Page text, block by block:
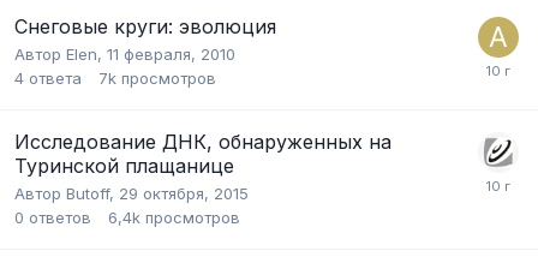
Снеговые круги: эволюция
Автор Elen, 11 февраля, 2010
4 ответа 7k просмотров
Исследование ДНК, обнаруженных на
Туринской плащанице
Автор Butoff, 29 октября, 2015
0 ответов 6,4k просмотров